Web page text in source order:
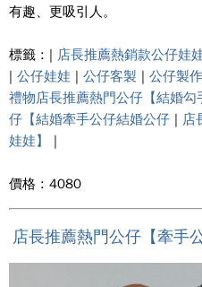
有趣、更吸引人。
標籤 : | 店長推薦熱銷款公仔娃
| 公仔娃娃 | 公仔客製 | 公仔製作
禮物店長推薦熱門公仔【結婚勾
仔【結婚牽手公仔結婚公仔 | 店
娃娃】
|
價格 : 4080
店長推薦熱門公仔【牽手